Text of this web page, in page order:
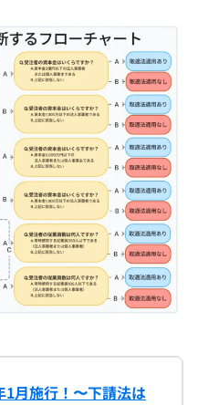
1月施行！〜下請法は